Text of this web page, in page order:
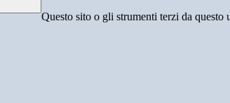
Questo sito o gli strumenti terzi da